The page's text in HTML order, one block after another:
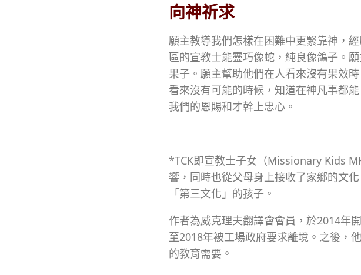
向神祈求
願主教導我們怎樣在困難中更緊靠神，
區的宣教士能靈巧像蛇，純良像鴿子。
果子。願主幫助他們在人看來沒有果效
看來沒有可能的時候，知道在神凡事都
我們的恩賜和才幹上忠心。
*TCK即宣教士子女（Missionary Kids
響，同時也從父母身上接收了家鄉的文
「第三文化」的孩子。
作者為威克理夫翻譯會會員，於2014年
至2018年被工場政府要求離境。之後，
的教育需要。